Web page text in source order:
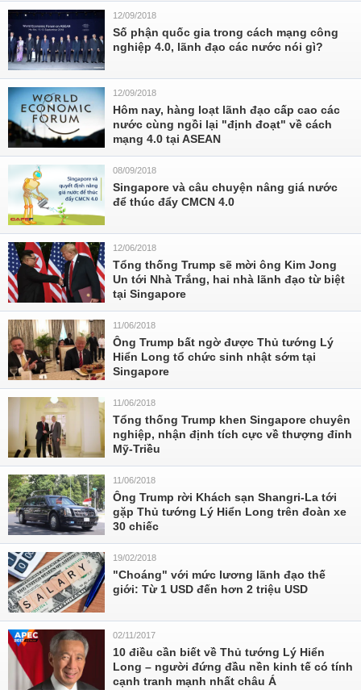
12/09/2018
Số phận quốc gia trong cách mạng công
nghiệp 4.0, lãnh đạo các nước nói gì?
12/09/2018
Hôm nay, hàng loạt lãnh đạo cấp cao các
nước cùng ngồi lại "định đoạt" về cách
mạng 4.0 tại ASEAN
08/09/2018
Singapore và câu chuyện nâng giá nước
để thúc đẩy CMCN 4.0
12/06/2018
Tổng thống Trump sẽ mời ông Kim Jong
Un tới Nhà Trắng, hai nhà lãnh đạo từ biệt
tại Singapore
11/06/2018
Ông Trump bất ngờ được Thủ tướng Lý
Hiển Long tổ chức sinh nhật sớm tại
Singapore
11/06/2018
Tổng thống Trump khen Singapore chuyên
nghiệp, nhận định tích cực về thượng đỉnh
Mỹ-Triều
11/06/2018
Ông Trump rời Khách sạn Shangri-La tới
gặp Thủ tướng Lý Hiển Long trên đoàn xe
30 chiếc
19/02/2018
"Choáng" với mức lương lãnh đạo thế
giới: Từ 1 USD đến hơn 2 triệu USD
02/11/2017
10 điều cần biết về Thủ tướng Lý Hiển
Long – người đứng đầu nền kinh tế có tính
cạnh tranh mạnh nhất châu Á